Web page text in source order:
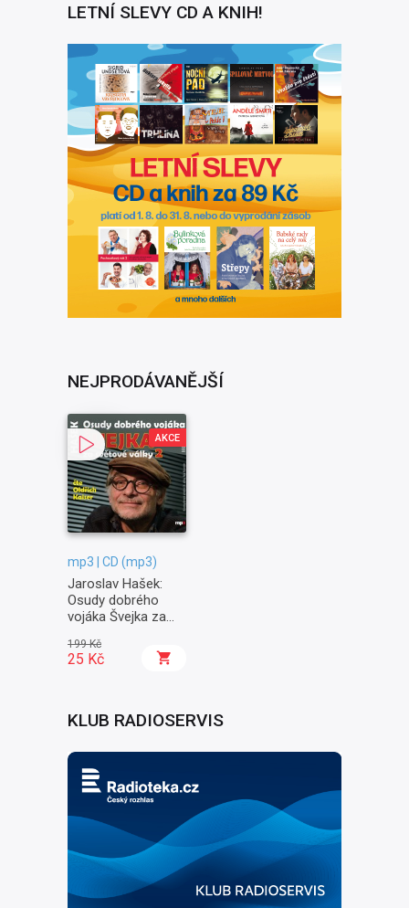
LETNÍ SLEVY CD A KNIH!
NEJPRODÁVANĚJŠÍ
AKCE
mp3 | CD (mp3)
Jaroslav Hašek:
Osudy dobrého
vojáka Švejka za
Na frontě
199 Kč
25 Kč
KLUB RADIOSERVIS